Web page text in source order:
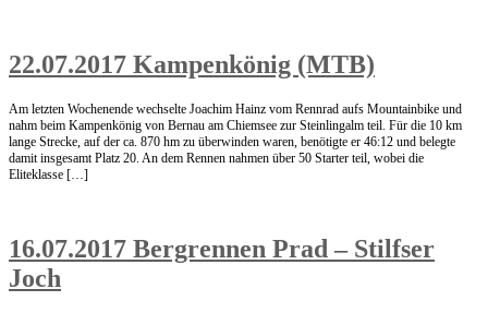
22.07.2017 Kampenkönig (MTB)
Am letzten Wochenende wechselte Joachim Hainz vom Rennrad aufs Mountainbike und
nahm beim Kampenkönig von Bernau am Chiemsee zur Steinlingalm teil. Für die 10 km
lange Strecke, auf der ca. 870 hm zu überwinden waren, benötigte er 46:12 und belegte
damit insgesamt Platz 20. An dem Rennen nahmen über 50 Starter teil, wobei die
Eliteklasse […]
16.07.2017 Bergrennen Prad – Stilfser
Joch